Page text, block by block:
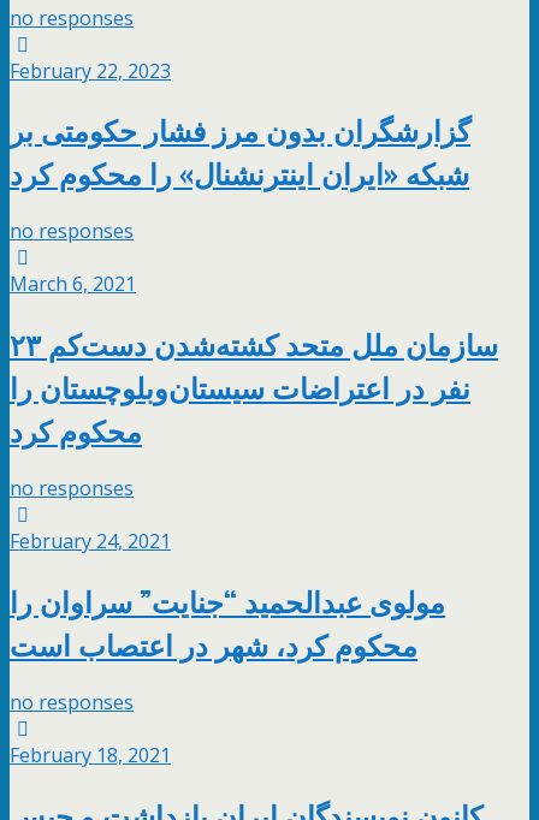
no responses
February 22, 2023
گزارشگران بدون مرز فشار حکومتی بر
شبکه «ایران‌ اینترنشنال» را محکوم کرد
no responses
March 6, 2021
سازمان ملل متحد کشته‌شدن دست‌کم ۲۳
نفر در اعتراضات سیستان‌وبلوچستان را
محکوم کرد
no responses
February 24, 2021
مولوی عبدالحمید “جنایت” سراوان را
محکوم کرد، شهر در اعتصاب است
no responses
February 18, 2021